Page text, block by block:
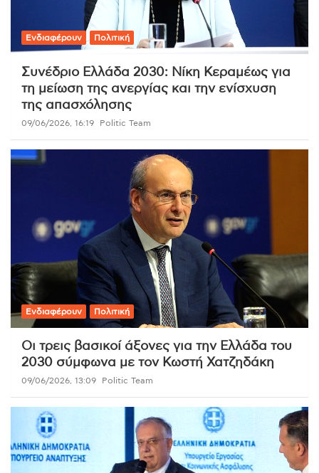
Ενδιαφέρουν Πολιτική
Συνέδριο Ελλάδα 2030: Νίκη Κεραμέως για
τη μείωση της ανεργίας και την ενίσχυση
της απασχόλησης
09/06/2026, 16:19 Politic Team
Ενδιαφέρουν Πολιτική
Οι τρεις βασικοί άξονες για την Ελλάδα του
2030 σύμφωνα με τον Κωστή Χατζηδάκη
09/06/2026, 13:09 Politic Team